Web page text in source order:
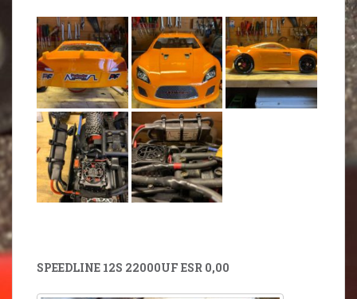
SPEEDLINE 12S 22000UF ESR 0,00